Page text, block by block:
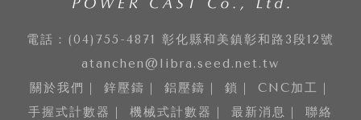
電話：(04)755-4871 彰化縣和美鎮彰和路3段12號
atanchen@libra.seed.net.tw
關於我們 ｜ 鋅壓鑄 ｜ 鋁壓鑄 ｜ 鎖 ｜ CNC加工 ｜
手握式計數器 ｜ 機械式計數器 ｜ 最新消息 ｜ 聯絡